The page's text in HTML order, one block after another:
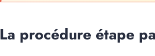
La procédure étape